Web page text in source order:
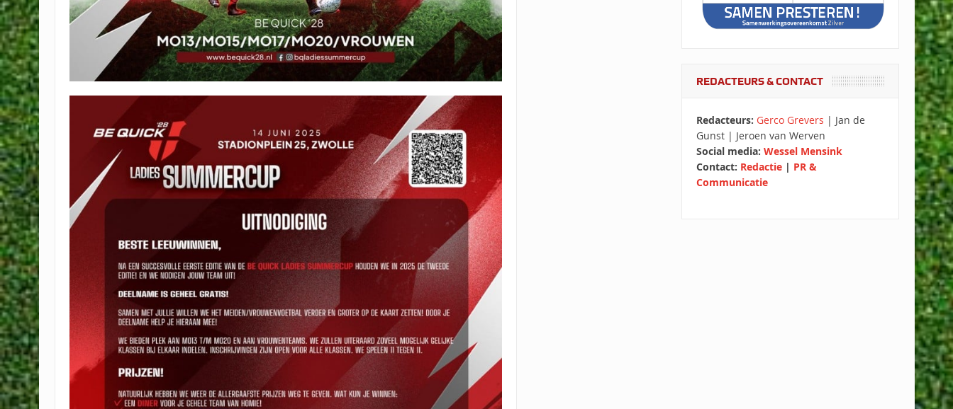
REDACTEURS & CONTACT
Redacteurs: Gerco Grevers | Jan de
Gunst | Jeroen van Werven
Social media: Wessel Mensink
Contact: Redactie| PR &
Communicatie